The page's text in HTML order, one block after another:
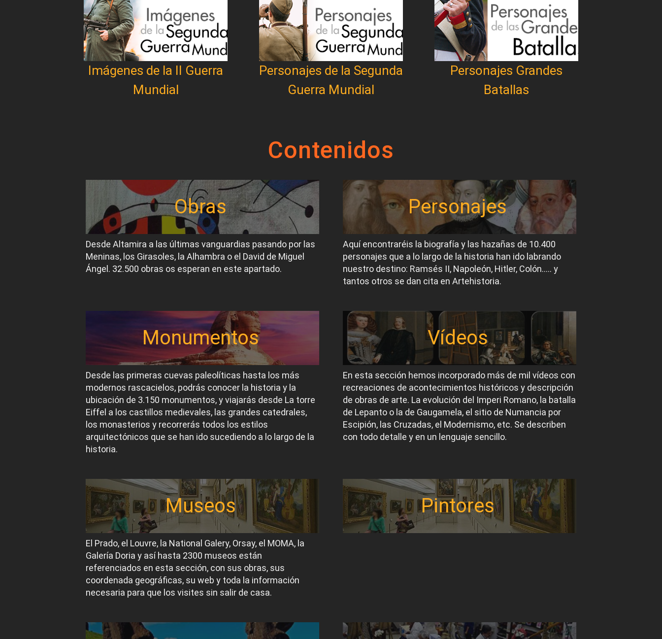
Imágenes de la II Guerra
Mundial
Personajes de la Segunda
Guerra Mundial
Personajes Grandes
Batallas
Contenidos
Obras
Desde Altamira a las últimas vanguardias pasando por las
Meninas, los Girasoles, la Alhambra o el David de Miguel
Ángel. 32.500 obras os esperan en este apartado.
Personajes
Aquí encontraréis la biografía y las hazañas de 10.400
personajes que a lo largo de la historia han ido labrando
nuestro destino: Ramsés II, Napoleón, Hitler, Colón….. y
tantos otros se dan cita en Artehistoria.
Monumentos
Desde las primeras cuevas paleolíticas hasta los más
modernos rascacielos, podrás conocer la historia y la
ubicación de 3.150 monumentos, y viajarás desde La torre
Eiffel a los castillos medievales, las grandes catedrales,
los monasterios y recorrerás todos los estilos
arquitectónicos que se han ido sucediendo a lo largo de la
historia.
Vídeos
En esta sección hemos incorporado más de mil vídeos con
recreaciones de acontecimientos históricos y descripción
de obras de arte. La evolución del Imperi Romano, la batalla
de Lepanto o la de Gaugamela, el sitio de Numancia por
Escipión, las Cruzadas, el Modernismo, etc. Se describen
con todo detalle y en un lenguaje sencillo.
Museos
El Prado, el Louvre, la National Galery, Orsay, el MOMA, la
Galería Doria y así hasta 2300 museos están
referenciados en esta sección, con sus obras, sus
coordenada geográficas, su web y toda la información
necesaria para que los visites sin salir de casa.
Pintores